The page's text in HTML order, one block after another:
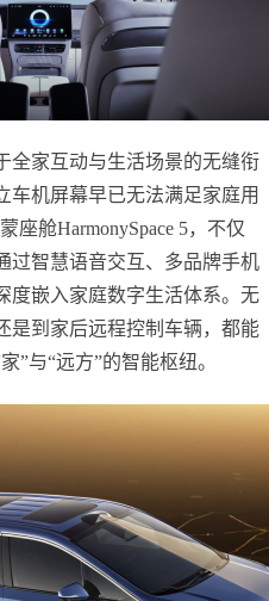
全家互动与生活场景的无缝衔
车机屏幕早已无法满足家庭用
座舱HarmonySpace 5，不仅
过智慧语音交互、多品牌手机
度嵌入家庭数字生活体系。无
是到家后远程控制车辆，都能
”与“远方”的智能枢纽。